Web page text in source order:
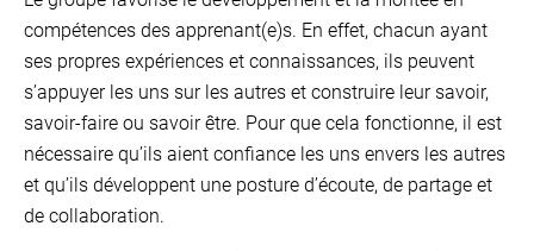
compétences des apprenant(e)s. En effet, chacun ayant
ses propres expériences et connaissances, ils peuvent
s’appuyer les uns sur les autres et construire leur savoir,
savoir-faire ou savoir être. Pour que cela fonctionne, il est
nécessaire qu’ils aient confiance les uns envers les autres
et qu’ils développent une posture d’écoute, de partage et
de collaboration.